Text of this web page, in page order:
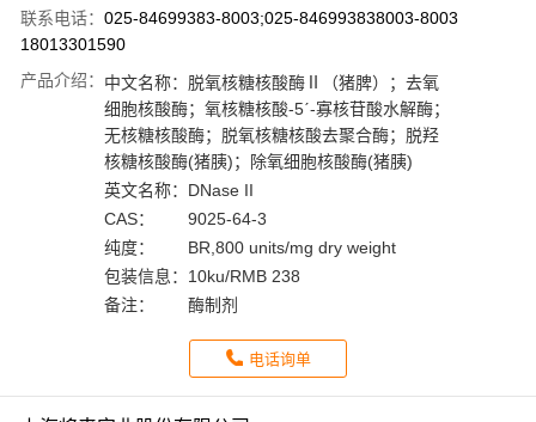
联系电话： 025-84699383-8003;025-846993838003-8003
18013301590
产品介绍： 中文名称： 脱氧核糖核酸酶Ⅱ（猪脾）；去氧
细胞核酸酶；氧核糖核酸-5ˊ-寡核苷酸水解酶；
无核糖核酸酶；脱氧核糖核酸去聚合酶；脱羟
核糖核酸酶(猪胰)；除氧细胞核酸酶(猪胰)
英文名称： DNase II
CAS：
9025-64-3
纯度：
BR,800 units/mg dry weight
包装信息： 10ku/RMB 238
备注：
酶制剂
电话询单